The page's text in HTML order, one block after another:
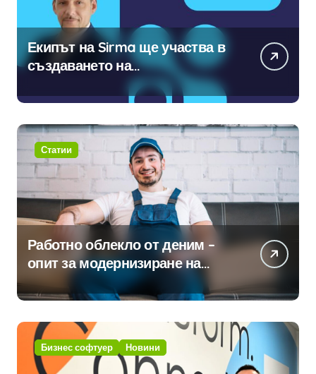
Екипът на Sirma ще участва в
създаването на
международните стандарти за
навлизане на изкуствен
интелект в хотелиерството
Статии
Работно облекло от деним –
опит за модернизиране на
традицията
Бизнес софтуер Новини